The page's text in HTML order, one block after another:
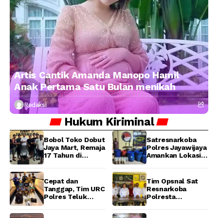
Artis Cantik Amanda Manopo Hamil
Anak Pertama Satu Bulan menikah
Redaksi
Hukum Kiriminal
Bobol Toko Dobut
Jaya Mart, Remaja
17 Tahun di
URC Resmob
Jatanras Polda
Papua Barat
Satresnarkoba
Polres Jayawijaya
Amankan Lokasi
Wamena
Cepat dan
Tanggap, Tim URC
Polres Teluk
Tim Opsnal Sat
Resnarkoba
Polresta